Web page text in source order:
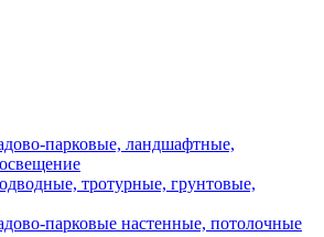
парковые, ландшафтные,
тротурные, грунтовые,
парковые настенные, потолочные